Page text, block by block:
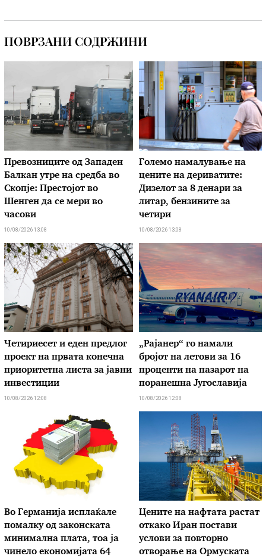
ПОВРЗАНИ СОДРЖИНИ
Превозниците од Западен
Балкан утре на средба во
Скопје: Престојот во
Шенген да се мери во
часови
10/08/2026 13:08
Големо намалување на
цените на дериватите:
Дизелот за 8 денари за
литар, бензините за
четири
10/08/2026 13:08
Четириесет и еден предлог
проект на првата конечна
приоритетна листа за јавни
инвестиции
10/08/2026 12:08
„Рајанер“ го намали
бројот на летови за 16
проценти на пазарот на
поранешна Југославија
10/08/2026 12:08
Во Германија исплаќале
помалку од законската
минимална плата, тоа ја
чинело економијата 64
Цените на нафтата растат
откако Иран постави
услови за повторно
отворање на Ормуската